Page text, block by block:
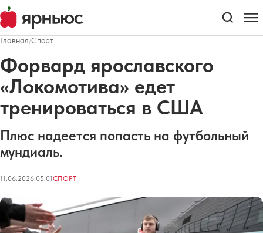
Главная/Спорт
Форвард ярославского
«Локомотива» едет
тренироваться в США
Плюс надеется попасть на футбольный
мундиаль.
11.06.2026 05:01СПОРТ